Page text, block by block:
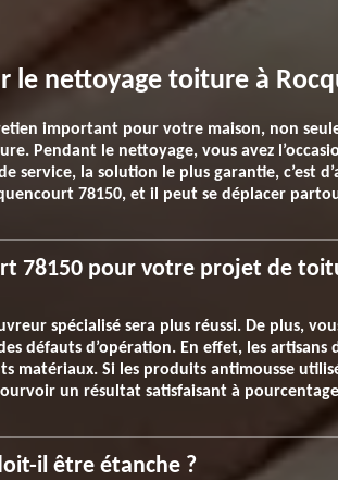
le nettoyage toiture à
important pour votre maison, non
Pendant le nettoyage, vous avez
service, la solution le plus garantie, c’est
78150, et il peut se déplacer
78150 pour votre projet de
spécialisé sera plus réussi. De plus,
défauts d’opération. En effet, les
matériaux. Si les produits antimousse
un résultat satisfaisant à
il être étanche ?